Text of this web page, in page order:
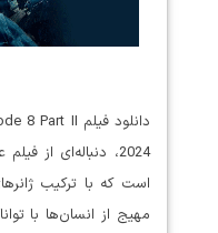
است که با ترکیب
مهیج از انسان‌ها با